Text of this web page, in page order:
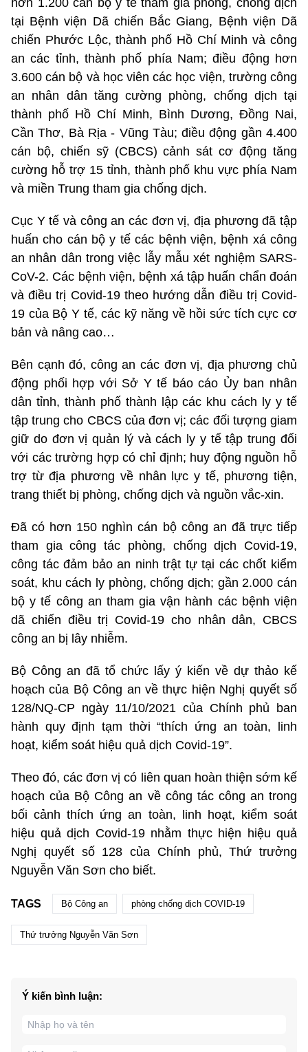
hơn 1.200 cán bộ y tế tham gia phòng, chống dịch
tại Bệnh viện Dã chiến Bắc Giang, Bệnh viện Dã
chiến Phước Lộc, thành phố Hồ Chí Minh và công
an các tỉnh, thành phố phía Nam; điều động hơn
3.600 cán bộ và học viên các học viện, trường công
an nhân dân tăng cường phòng, chống dịch tại
thành phố Hồ Chí Minh, Bình Dương, Đồng Nai,
Cần Thơ, Bà Rịa - Vũng Tàu; điều động gần 4.400
cán bộ, chiến sỹ (CBCS) cảnh sát cơ động tăng
cường hỗ trợ 15 tỉnh, thành phố khu vực phía Nam
và miền Trung tham gia chống dịch.
Cục Y tế và công an các đơn vị, địa phương đã tập
huấn cho cán bộ y tế các bệnh viện, bệnh xá công
an nhân dân trong việc lẫy mẫu xét nghiệm SARS-
CoV-2. Các bệnh viện, bệnh xá tập huấn chẩn đoán
và điều trị Covid-19 theo hướng dẫn điều trị Covid-
19 của Bộ Y tế, các kỹ năng về hồi sức tích cực cơ
bản và nâng cao…
Bên cạnh đó, công an các đơn vị, địa phương chủ
động phối hợp với Sở Y tế báo cáo Ủy ban nhân
dân tỉnh, thành phố thành lập các khu cách ly y tế
tập trung cho CBCS của đơn vị; các đối tượng giam
giữ do đơn vị quản lý và cách ly y tế tập trung đối
với các trường hợp có chỉ định; huy động nguồn hỗ
trợ từ địa phương về nhân lực y tế, phương tiện,
trang thiết bị phòng, chống dịch và nguồn vắc-xin.
Đã có hơn 150 nghìn cán bộ công an đã trực tiếp
tham gia công tác phòng, chống dịch Covid-19,
công tác đảm bảo an ninh trật tự tại các chốt kiểm
soát, khu cách ly phòng, chống dịch; gần 2.000 cán
bộ y tế công an tham gia vận hành các bệnh viện
dã chiến điều trị Covid-19 cho nhân dân, CBCS
công an bị lây nhiễm.
Bộ Công an đã tổ chức lấy ý kiến về dự thảo kế
hoạch của Bộ Công an về thực hiện Nghị quyết số
128/NQ-CP ngày 11/10/2021 của Chính phủ ban
hành quy định tạm thời “thích ứng an toàn, linh
hoạt, kiểm soát hiệu quả dịch Covid-19”.
Theo đó, các đơn vị có liên quan hoàn thiện sớm kế
hoạch của Bộ Công an về công tác công an trong
bối cảnh thích ứng an toàn, linh hoạt, kiểm soát
hiệu quả dịch Covid-19 nhằm thực hiện hiệu quả
Nghị quyết số 128 của Chính phủ, Thứ trưởng
Nguyễn Văn Sơn cho biết.
TAGS Bộ Công an phòng chống dịch COVID-19
Thứ trưởng Nguyễn Văn Sơn
Ý kiến bình luận: